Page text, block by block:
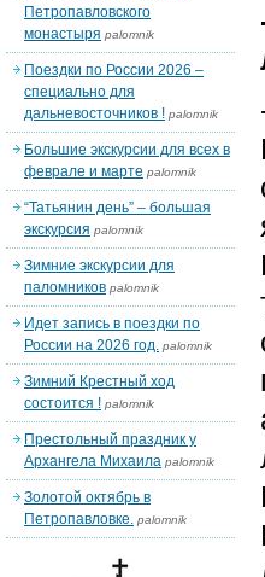
Петропавловского
монастыря palomnik
Поездки по России 2026 –
специально для
дальневосточников ! palomnik
Большие экскурсии для всех в
феврале и марте palomnik
“Татьянин день” – большая
экскурсия palomnik
Зимние экскурсии для
паломников palomnik
Идет запись в поездки по
России на 2026 год. palomnik
Зимний Крестный ход
состоится ! palomnik
Престольный праздник у
Архангела Михаила palomnik
Золотой октябрь в
Петропавловке. palomnik